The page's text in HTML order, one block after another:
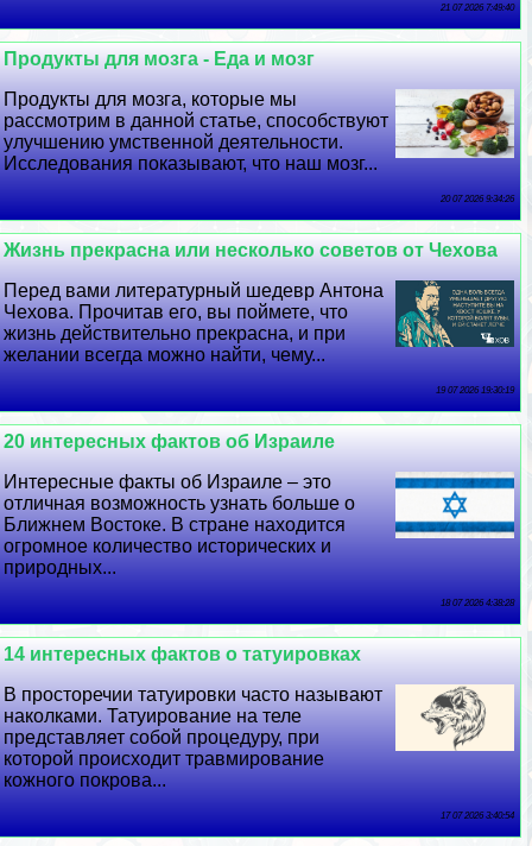
21 07 2026 7:49:40
Продукты для мозга - Еда и мозг
Продукты для мозга, которые мы
рассмотрим в данной статье, способствуют
улучшению умственной деятельности.
Исследования показывают, что наш мозг...
20 07 2026 9:34:26
Жизнь прекрасна или несколько советов от Чехова
Перед вами литературный шедевр Антона
Чехова. Прочитав его, вы поймете, что
жизнь действительно прекрасна, и при
желании всегда можно найти, чему...
19 07 2026 19:30:19
20 интересных фактов об Израиле
Интересные факты об Израиле – это
отличная возможность узнать больше о
Ближнем Востоке. В стране находится
огромное количество исторических и
природных...
18 07 2026 4:38:28
14 интересных фактов о татуировках
В просторечии татуировки часто называют
наколками. Татуирование на теле
представляет собой процедуру, при
которой происходит травмирование
кожного покрова...
17 07 2026 3:40:54